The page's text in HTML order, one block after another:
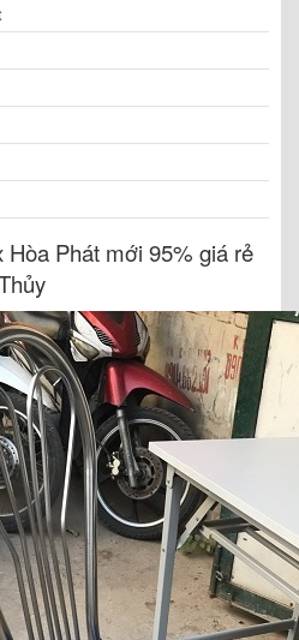
Hòa Phát mới 95% giá rẻ